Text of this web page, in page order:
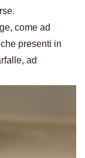
come ad
presenti in
ad